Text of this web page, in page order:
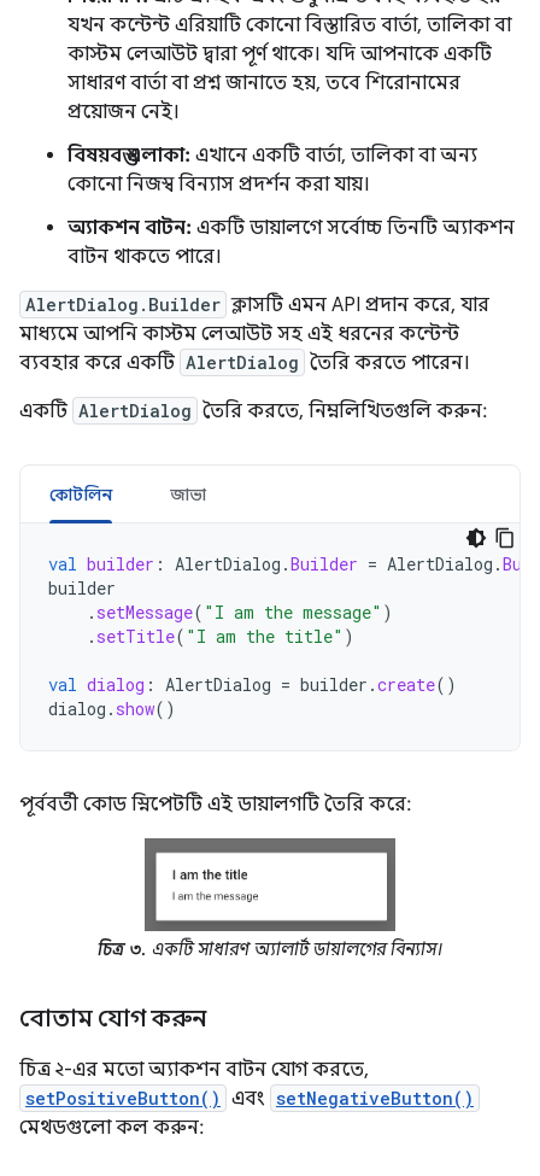
যখন কন্টেন্ট এরিয়াটি কোনো বিস্তারিত বার্তা, তালিকা বা
কাস্টম লেআউট দ্বারা পূর্ণ থাকে। যদি আপনাকে একটি
সাধারণ বার্তা বা প্রশ্ন জানাতে হয়, তবে শিরোনামের
প্রয়োজন নেই।
বিষয়বস্তু এলাকা: এখানে একটি বার্তা, তালিকা বা অন্য
কোনো নিজস্ব বিন্যাস প্রদর্শন করা যায়।
অ্যাকশন বাটন: একটি ডায়ালগে সর্বোচ্চ তিনটি অ্যাকশন
বাটন থাকতে পারে।
AlertDialog.Builder ক্লাসটি এমন API প্রদান করে, যার
মাধ্যমে আপনি কাস্টম লেআউট সহ এই ধরনের কন্টেন্ট
ব্যবহার করে একটি AlertDialog তৈরি করতে পারেন।
একটি AlertDialog তৈরি করতে, নিম্নলিখিতগুলি করুন:
কোটলিন জাভা
val builder : AlertDialog .Builder = AlertDialog .
builder
. setMessage( "I am the message" )
. setTitle( "I am the title" )
val dialog : AlertDialog = builder .create()
dialog . show()
পূর্ববর্তী কোড স্নিপেটটি এই ডায়ালগটি তৈরি করে:
চিত্র ৩. একটি সাধারণ অ্যালার্ট ডায়ালগের বিন্যাস।
বোতাম যোগ করুন
চিত্র ২-এর মতো অ্যাকশন বাটন যোগ করতে,
setPositiveButton() এবং setNegativeButton()
মেথডগুলো কল করুন: